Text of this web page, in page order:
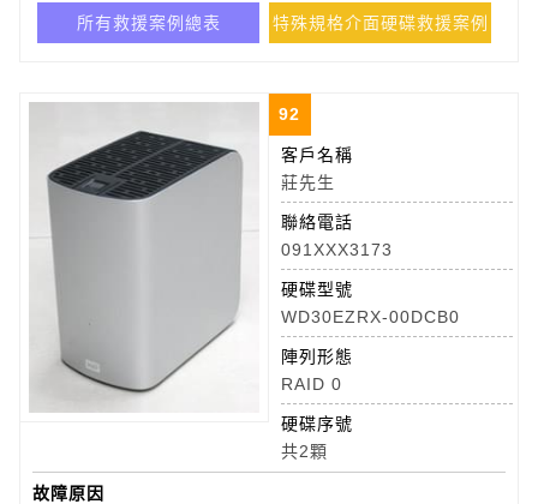
所有救援案例總表 特殊規格介面硬碟救援案例
92
客戶名稱
莊先生
聯絡電話
091XXX3173
硬碟型號
WD30EZRX-00DCB0
陣列形態
RAID 0
硬碟序號
共2顆
故障原因